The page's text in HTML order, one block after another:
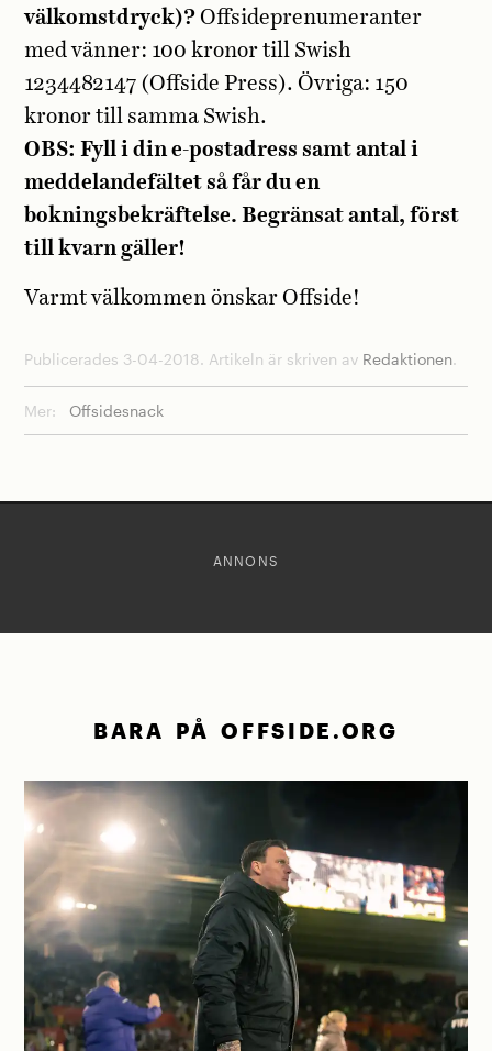
välkomstdryck)? Offsideprenumeranter
med vänner: 100 kronor till Swish
1234482147 (Offside Press). Övriga: 150
kronor till samma Swish.
OBS: Fyll i din e-postadress samt antal i
meddelandefältet så får du en
bokningsbekräftelse. Begränsat antal, först
till kvarn gäller!
Varmt välkommen önskar Offside!
Publicerades 3-04-2018. Artikeln är skriven av Redaktionen.
Mer: Offsidesnack
ANNONS
BARA PÅ OFFSIDE.ORG